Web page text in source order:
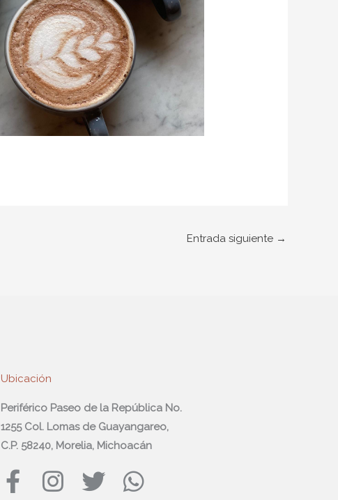
Entrada siguiente →
Ubicación
Periférico Paseo de la República No.
1255 Col. Lomas de Guayangareo,
C.P. 58240, Morelia, Michoacán
F
I
T
W